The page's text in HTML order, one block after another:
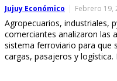
Jujuy Económico Febrero 19,
Agropecuarios, industriales,
comerciantes analizaron las
sistema ferroviario para que
cargas, pasajeros y